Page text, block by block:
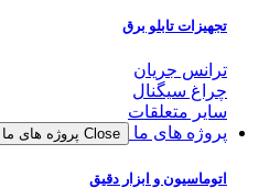
تجهیزات تابلو برق
ترانس جریان
چراغ سیگنال
سایر متعلقات
پروژه های ما
Close پروژه های ما
اتوماسیون و ابزار دقیق